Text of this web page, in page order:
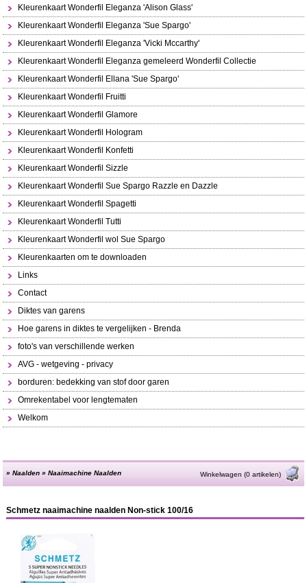
Kleurenkaart Wonderfil Eleganza 'Alison Glass'
Kleurenkaart Wonderfil Eleganza 'Sue Spargo'
Kleurenkaart Wonderfil Eleganza 'Vicki Mccarthy'
Kleurenkaart Wonderfil Eleganza gemeleerd Wonderfil Collectie
Kleurenkaart Wonderfil Ellana 'Sue Spargo'
Kleurenkaart Wonderfil Fruitti
Kleurenkaart Wonderfil Glamore
Kleurenkaart Wonderfil Hologram
Kleurenkaart Wonderfil Konfetti
Kleurenkaart Wonderfil Sizzle
Kleurenkaart Wonderfil Sue Spargo Razzle en Dazzle
Kleurenkaart Wonderfil Spagetti
Kleurenkaart Wonderfil Tutti
Kleurenkaart Wonderfil wol Sue Spargo
Kleurenkaarten om te downloaden
Links
Contact
Diktes van garens
Hoe garens in diktes te vergelijken - Brenda
foto's van verschillende werken
AVG - wetgeving - privacy
borduren: bedekking van stof door garen
Omrekentabel voor lengtematen
Welkom
»Naalden »Naaimachine Naalden Winkelwagen (0 artikelen)
Schmetz naaimachine naalden Non-stick 100/16